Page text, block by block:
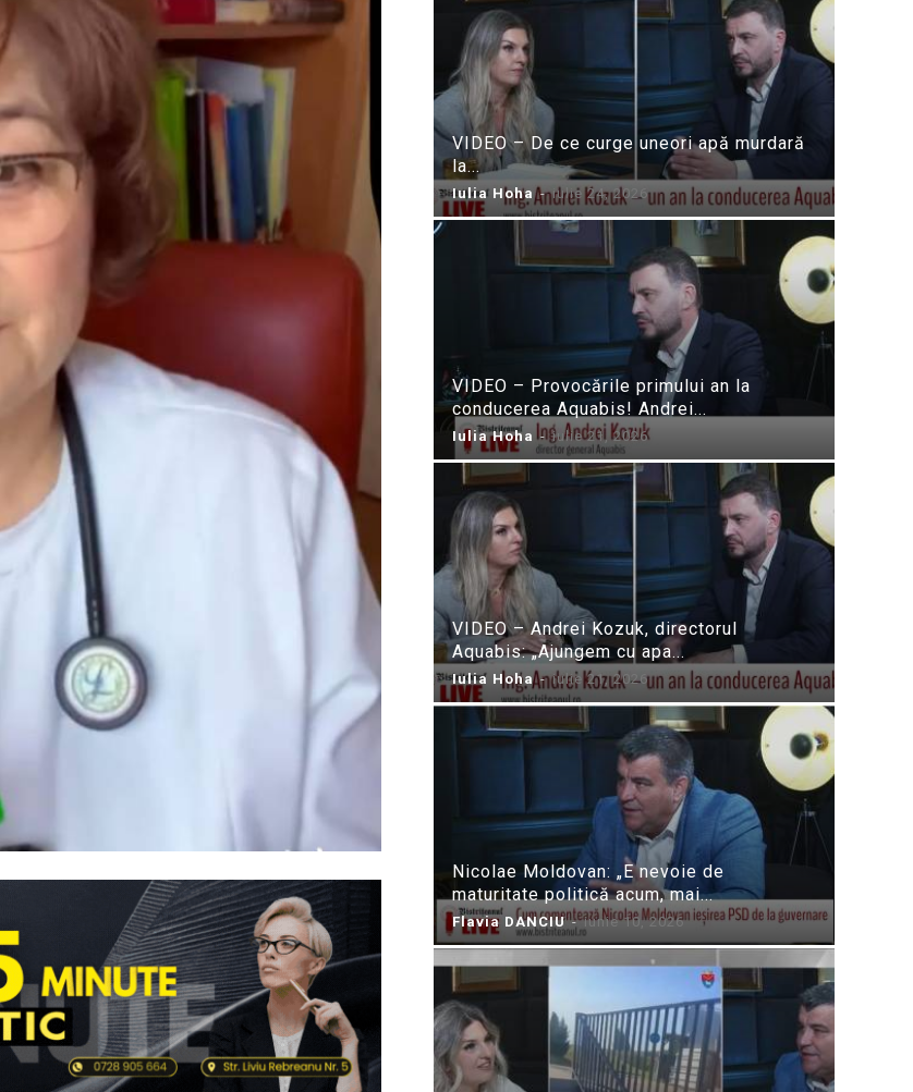
VIDEO – De ce curge uneori apă murdară
la...
Iulia Hoha - iulie 24, 2026
VIDEO – Provocările primului an la
conducerea Aquabis! Andrei...
Iulia Hoha - iulie 21, 2026
VIDEO – Andrei Kozuk, directorul
Aquabis: „Ajungem cu apa...
Iulia Hoha - iulie 21, 2026
Nicolae Moldovan: „E nevoie de
maturitate politică acum, mai...
Flavia DANCIU - iunie 10, 2026